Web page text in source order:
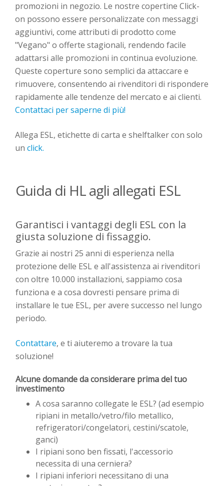
promozioni in negozio. Le nostre copertine Click-
on possono essere personalizzate con messaggi
aggiuntivi, come attributi di prodotto come
"Vegano" o offerte stagionali, rendendo facile
adattarsi alle promozioni in continua evoluzione.
Queste coperture sono semplici da attaccare e
rimuovere, consentendo ai rivenditori di rispondere
rapidamente alle tendenze del mercato e ai clienti.
Contattaci per saperne di più!
Allega ESL, etichette di carta e shelftalker con solo
un click.
Guida di HL agli allegati ESL
Garantisci i vantaggi degli ESL con la
giusta soluzione di fissaggio.
Grazie ai nostri 25 anni di esperienza nella
protezione delle ESL e all'assistenza ai rivenditori
con oltre 10.000 installazioni, sappiamo cosa
funziona e a cosa dovresti pensare prima di
installare le tue ESL, per avere successo nel lungo
periodo.
Contattare, e ti aiuteremo a trovare la tua
soluzione!
Alcune domande da considerare prima del tuo
investimento
A cosa saranno collegate le ESL? (ad esempio
ripiani in metallo/vetro/filo metallico,
refrigeratori/congelatori, cestini/scatole,
ganci)
I ripiani sono ben fissati, l'accessorio
necessita di una cerniera?
I ripiani inferiori necessitano di una